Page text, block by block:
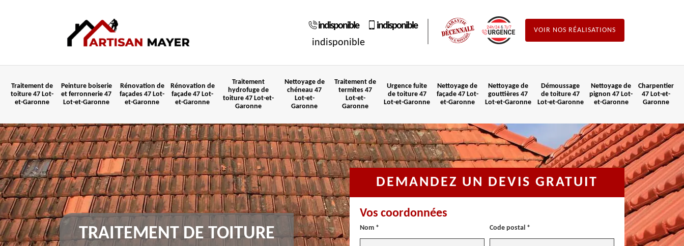
indisponible
indisponible
indisponible
VOIR NOS RÉALISATIONS
Traitement de
toiture 47 Lot-
et-Garonne
Peinture boiserie
et ferronnerie 47
Lot-et-Garonne
Rénovation de
façades 47 Lot-
et-Garonne
Rénovation de
façade 47 Lot-
et-Garonne
Traitement
hydrofuge de
toiture 47 Lot-et-
Garonne
Nettoyage de
chéneau 47
Lot-et-
Garonne
Traitement de
termites 47
Lot-et-
Garonne
Urgence fuite
de toiture 47
Lot-et-Garonne
Nettoyage de
façade 47 Lot-
et-Garonne
Nettoyage de
gouttières 47
Lot-et-Garonne
Démoussage
de toiture 47
Lot-et-Garonne
Nettoyage de
pignon 47 Lot-
et-Garonne
Charpentier
47 Lot-et-
Garonne
TRAITEMENT DE TOITURE
DEMANDEZ UN DEVIS GRATUIT
Vos coordonnées
Nom * Code postal *